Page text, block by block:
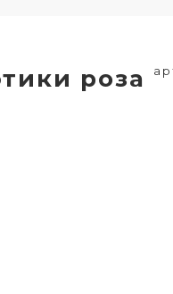
роза